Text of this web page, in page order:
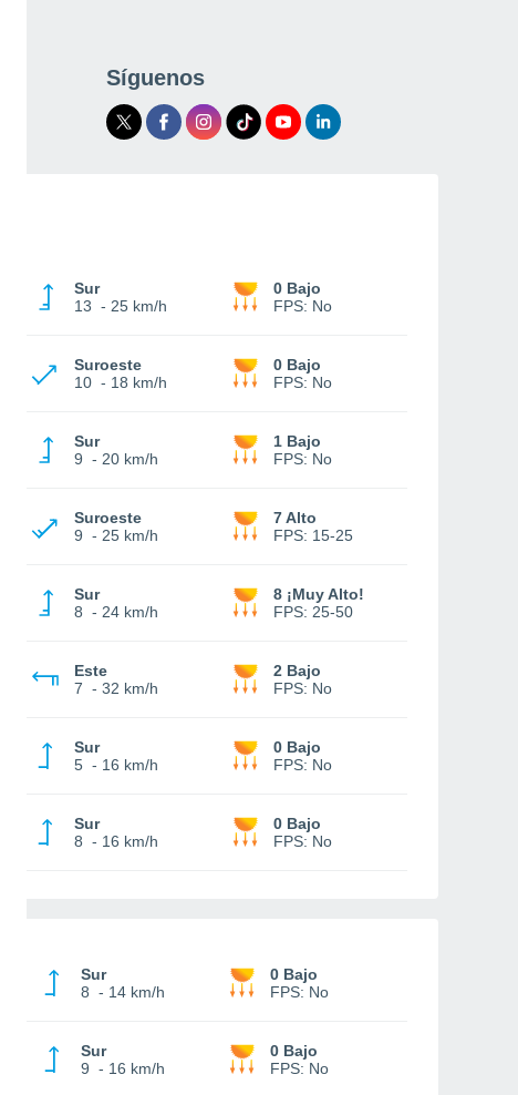
Síguenos
Sur
13 - 25 km/h
0 Bajo
FPS: No
Suroeste
10 - 18 km/h
0 Bajo
FPS: No
Sur
9 - 20 km/h
1 Bajo
FPS: No
Suroeste
9 - 25 km/h
7 Alto
FPS: 15-25
Sur
8 - 24 km/h
8 ¡Muy Alto!
FPS: 25-50
Este
7 - 32 km/h
2 Bajo
FPS: No
Sur
5 - 16 km/h
0 Bajo
FPS: No
Sur
8 - 16 km/h
0 Bajo
FPS: No
Sur
8 - 14 km/h
0 Bajo
FPS: No
Sur
9 - 16 km/h
0 Bajo
FPS: No